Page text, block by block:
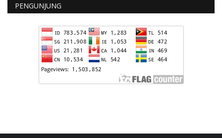
PENGUNJUNG